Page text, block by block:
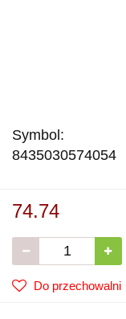
Symbol:
8435030574054
74.74
Do przechowalni